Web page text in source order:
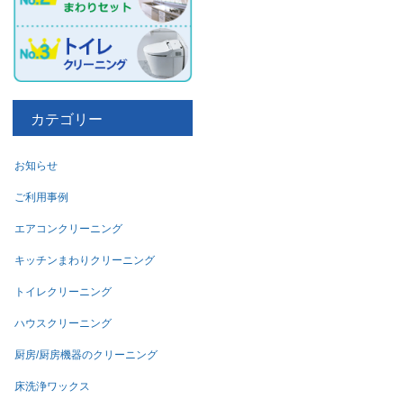
カテゴリー
お知らせ
ご利用事例
エアコンクリーニング
キッチンまわりクリーニング
トイレクリーニング
ハウスクリーニング
厨房/厨房機器のクリーニング
床洗浄ワックス